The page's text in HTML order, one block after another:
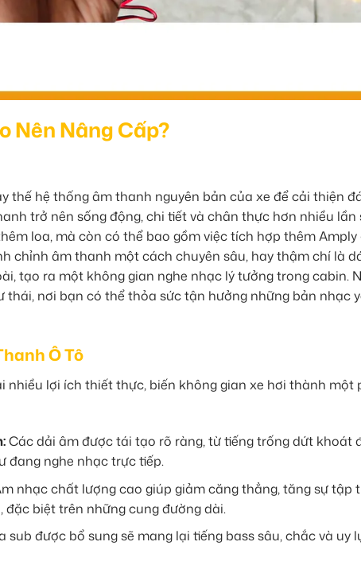
Nên Nâng Cấp?
hệ thống âm thanh nguyên bản của xe để cải thiện
trở nên sống động, chi tiết và chân thực hơn nhiều lần
loa, mà còn có thể bao gồm việc tích hợp thêm Amply
chỉnh âm thanh một cách chuyên sâu, hay thậm chí là
tạo ra một không gian nghe nhạc lý tưởng trong cabin.
nơi bạn có thể thỏa sức tận hưởng những bản nhạc
Ô Tô
nhiều lợi ích thiết thực, biến không gian xe hơi thành một
Các dải âm được tái tạo rõ ràng, từ tiếng trống dứt khoát
đang nghe nhạc trực tiếp.
nhạc chất lượng cao giúp giảm căng thẳng, tăng sự tập
biệt trên những cung đường dài.
sub được bổ sung sẽ mang lại tiếng bass sâu, chắc và uy